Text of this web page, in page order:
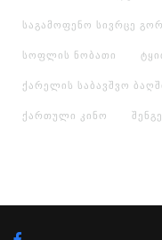
საგამოფენო სივრცე
სოფლის ნობათი
ქარელის საბავშვო
ქართული კინო